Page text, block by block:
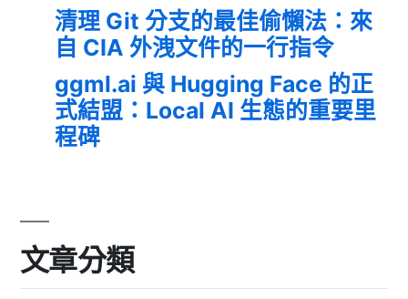
清理 Git 分支的最佳偷懶法：來
自 CIA 外洩文件的一行指令
ggml.ai 與 Hugging Face 的正
式結盟：Local AI 生態的重要里
程碑
文章分類